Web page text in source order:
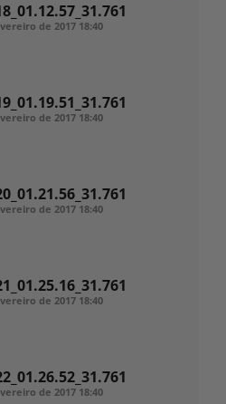
de 2017 18:40
de 2017 18:40
de 2017 18:40
de 2017 18:40
de 2017 18:40